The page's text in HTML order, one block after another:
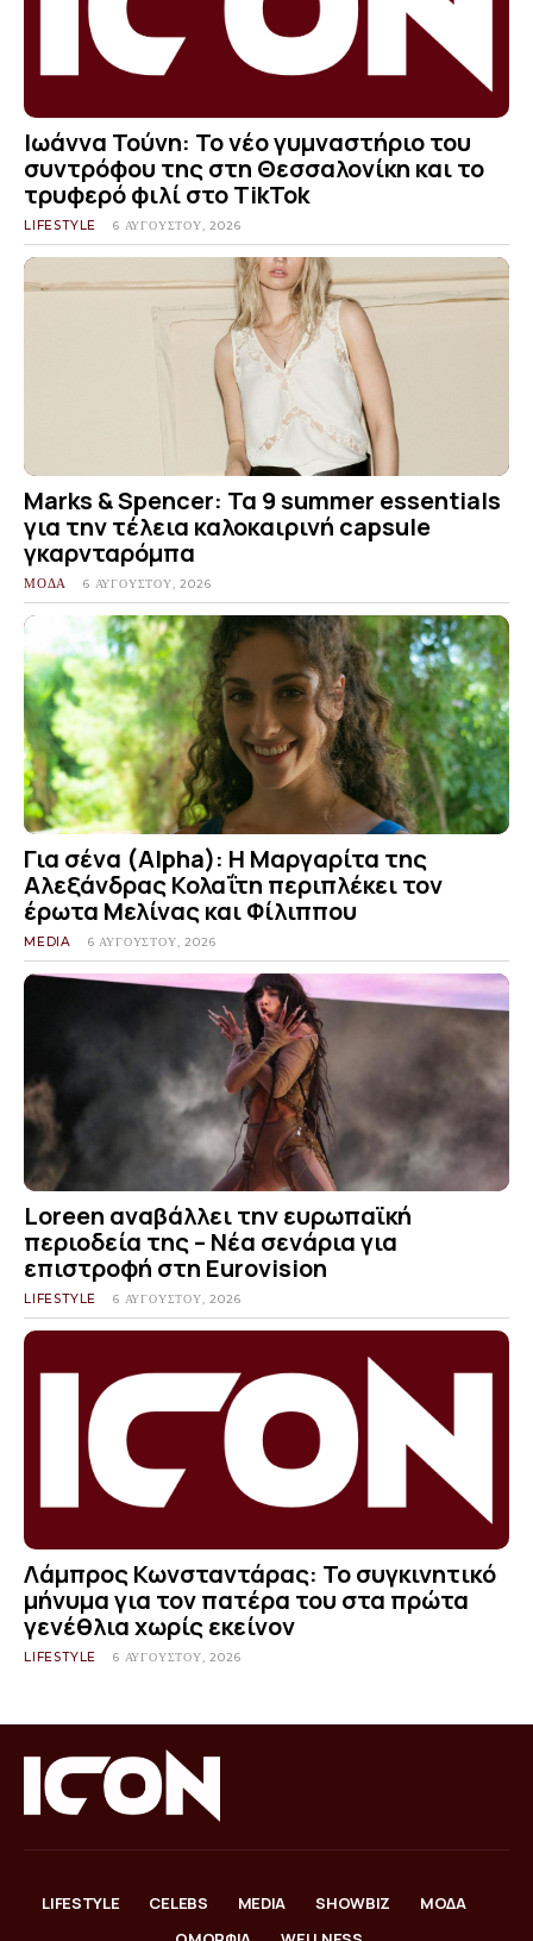
Ιωάννα Τούνη: Το νέο γυμναστήριο του
συντρόφου της στη Θεσσαλονίκη και το
τρυφερό φιλί στο TikTok
LIFESTYLE 6 ΑΥΓΟΎΣΤΟΥ, 2026
Marks & Spencer: Τα 9 summer essentials
για την τέλεια καλοκαιρινή capsule
γκαρνταρόμπα
ΜΟΔΑ 6 ΑΥΓΟΎΣΤΟΥ, 2026
Για σένα (Alpha): Η Μαργαρίτα της
Αλεξάνδρας Κολαΐτη περιπλέκει τον
έρωτα Μελίνας και Φίλιππου
MEDIA 6 ΑΥΓΟΎΣΤΟΥ, 2026
Loreen αναβάλλει την ευρωπαϊκή
περιοδεία της – Νέα σενάρια για
επιστροφή στη Eurovision
LIFESTYLE 6 ΑΥΓΟΎΣΤΟΥ, 2026
Λάμπρος Κωνσταντάρας: Το συγκινητικό
μήνυμα για τον πατέρα του στα πρώτα
γενέθλια χωρίς εκείνον
LIFESTYLE 6 ΑΥΓΟΎΣΤΟΥ, 2026
LIFESTYLE CELEBS MEDIA SHOWBIZ
ΜΟΔΑ